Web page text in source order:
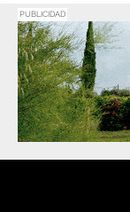
PUBLICIDAD